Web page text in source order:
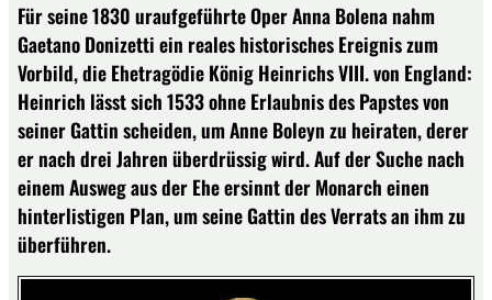
Für seine 1830 uraufgeführte Oper Anna Bolena nahm
Gaetano Donizetti ein reales historisches Ereignis zum
Vorbild, die Ehetragödie König Heinrichs VIII. von England:
Heinrich lässt sich 1533 ohne Erlaubnis des Papstes von
seiner Gattin scheiden, um Anne Boleyn zu heiraten, derer
er nach drei Jahren überdrüssig wird. Auf der Suche nach
einem Ausweg aus der Ehe ersinnt der Monarch einen
hinterlistigen Plan, um seine Gattin des Verrats an ihm zu
überführen.